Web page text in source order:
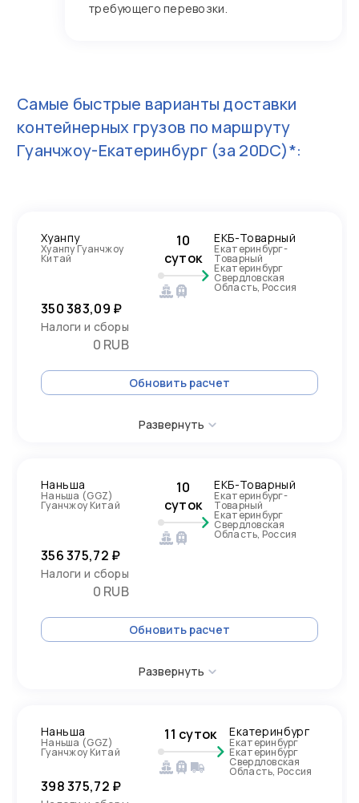
требующего перевозки.
Самые быстрые варианты доставки
контейнерных грузов по маршруту
Гуанчжоу-Екатеринбург(за 20DC)*:
Хуанпу
Хуанпу Гуанчжоу
Китай
10
суток
ЕКБ-Товарный
Екатеринбург-
Товарный
Екатеринбург
Свердловская
Область, Россия
350 383,09 ₽
Налоги и сборы
0 RUB
Обновить расчет
Развернуть
Наньша
Наньша (GGZ)
Гуанчжоу Китай
10
суток
ЕКБ-Товарный
Екатеринбург-
Товарный
Екатеринбург
Свердловская
Область, Россия
356 375,72 ₽
Налоги и сборы
0 RUB
Обновить расчет
Развернуть
Наньша
Наньша (GGZ)
Гуанчжоу Китай
11 суток Екатеринбург
Екатеринбург
Екатеринбург
Свердловская
Область, Россия
398 375,72 ₽